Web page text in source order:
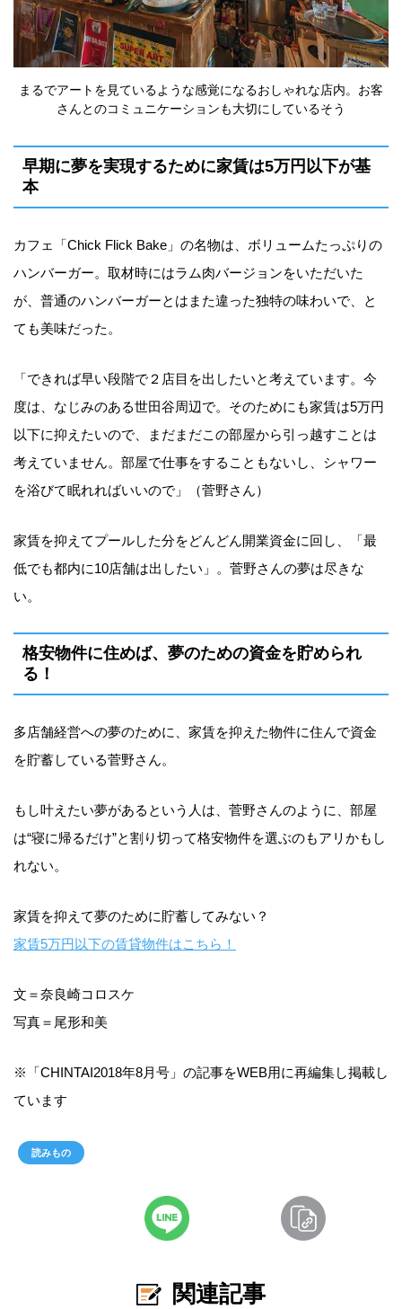
まるでアートを見ているような感覚になるおしゃれな店内。お客
さんとのコミュニケーションも大切にしているそう
早期に夢を実現するために家賃は5万円以下が基
本
カフェ「Chick Flick Bake」の名物は、ボリュームたっぷりの
ハンバーガー。取材時にはラム肉バージョンをいただいた
が、普通のハンバーガーとはまた違った独特の味わいで、と
ても美味だった。
「できれば早い段階で２店目を出したいと考えています。今
度は、なじみのある世田谷周辺で。そのためにも家賃は5万円
以下に抑えたいので、まだまだこの部屋から引っ越すことは
考えていません。部屋で仕事をすることもないし、シャワー
を浴びて眠れればいいので」（菅野さん）
家賃を抑えてプールした分をどんどん開業資金に回し、「最
低でも都内に10店舗は出したい」。菅野さんの夢は尽きな
い。
格安物件に住めば、夢のための資金を貯められ
る！
多店舗経営への夢のために、家賃を抑えた物件に住んで資金
を貯蓄している菅野さん。
もし叶えたい夢があるという人は、菅野さんのように、部屋
は“寝に帰るだけ”と割り切って格安物件を選ぶのもアリかもし
れない。
家賃を抑えて夢のために貯蓄してみない？
家賃5万円以下の賃貸物件はこちら！
文＝奈良崎コロスケ
写真＝尾形和美
※「CHINTAI2018年8月号」の記事をWEB用に再編集し掲載し
ています
読みもの
関連記事